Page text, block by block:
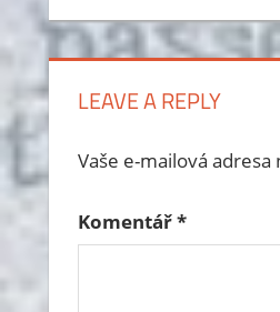
příspěvek
LEAVE A REPLY
Vaše e-mailová
Komentář*